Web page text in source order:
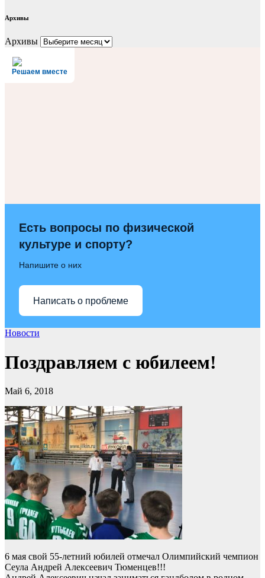
Архивы
Архивы
Решаем вместе
Есть вопросы по физической
культуре и спорту?
Напишите о них
Написать о проблеме
Новости
Поздравляем с юбилеем!
Май 6, 2018
6 мая свой 55-летний юбилей отмечал Олимпийский чемпион
Сеула Андрей Алексеевич Тюменцев!!!